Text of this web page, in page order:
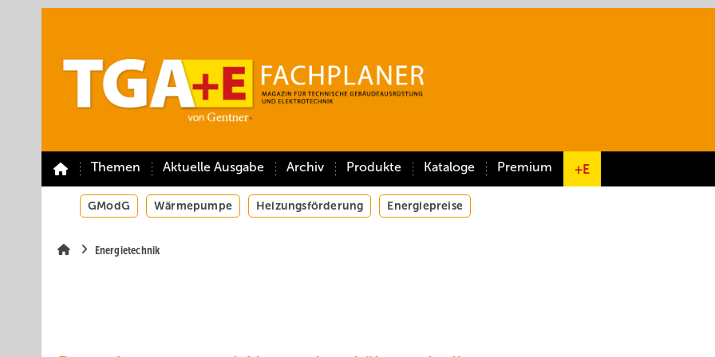
Themen Aktuelle Ausgabe Archiv Produkte Kataloge Premium +E
GModG Wärmepumpe Heizungsförderung Energiepreise
Energietechnik